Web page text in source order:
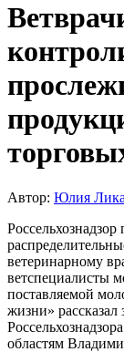
Автор: Юлия
Россельхознадзор
ветеринарному
ветспециалисты
поставляемой
жизни» рассказал
областям